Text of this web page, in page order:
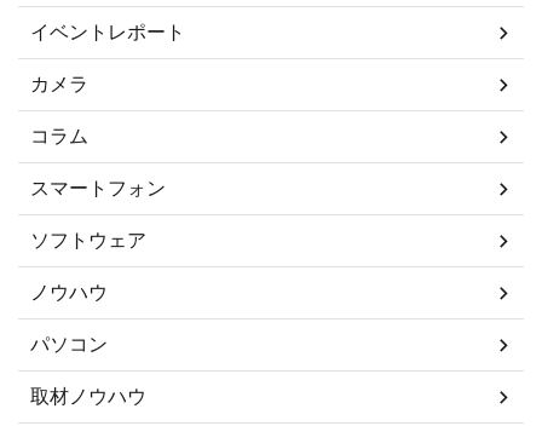
イベントレポート
カメラ
コラム
スマートフォン
ソフトウェア
ノウハウ
パソコン
取材ノウハウ